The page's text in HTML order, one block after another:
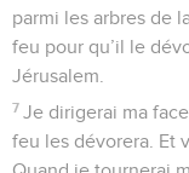
parmi les arbres de
feu pour qu’il le
Jérusalem.
7 Je dirigerai ma
feu les dévorera. Et